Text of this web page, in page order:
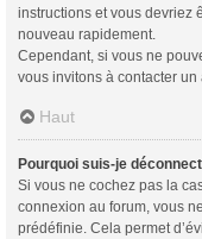
instructions et vous devriez
nouveau rapidement.
Cependant, si vous ne
vous invitons à contacter
Haut
Pourquoi suis-je
Si vous ne cochez pas la
connexion au forum, vous
prédéfinie. Cela permet